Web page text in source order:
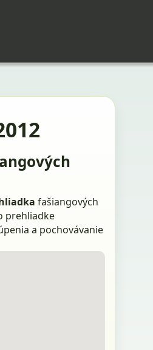
fašiangových
prehliadke
a pochovávanie